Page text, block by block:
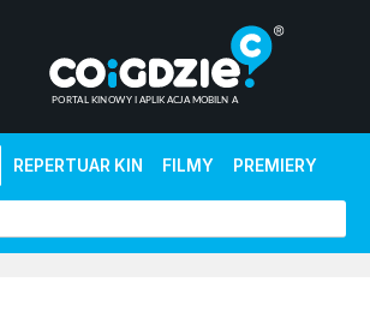
REPERTUAR KIN FILMY PREMIERY